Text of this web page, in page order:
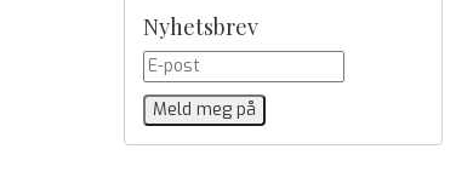
Nyhetsbrev